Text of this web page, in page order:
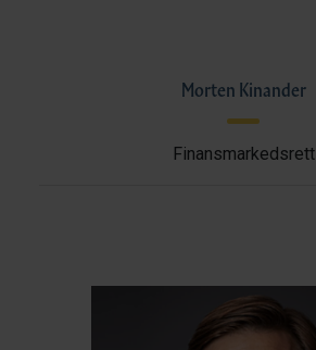
Morten Kinander
Finansmarkedsrett